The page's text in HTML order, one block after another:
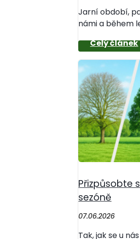
Jarní období,
námi a během
Přizpůsobte
sezóně
07.06.2026
Tak, jak se u